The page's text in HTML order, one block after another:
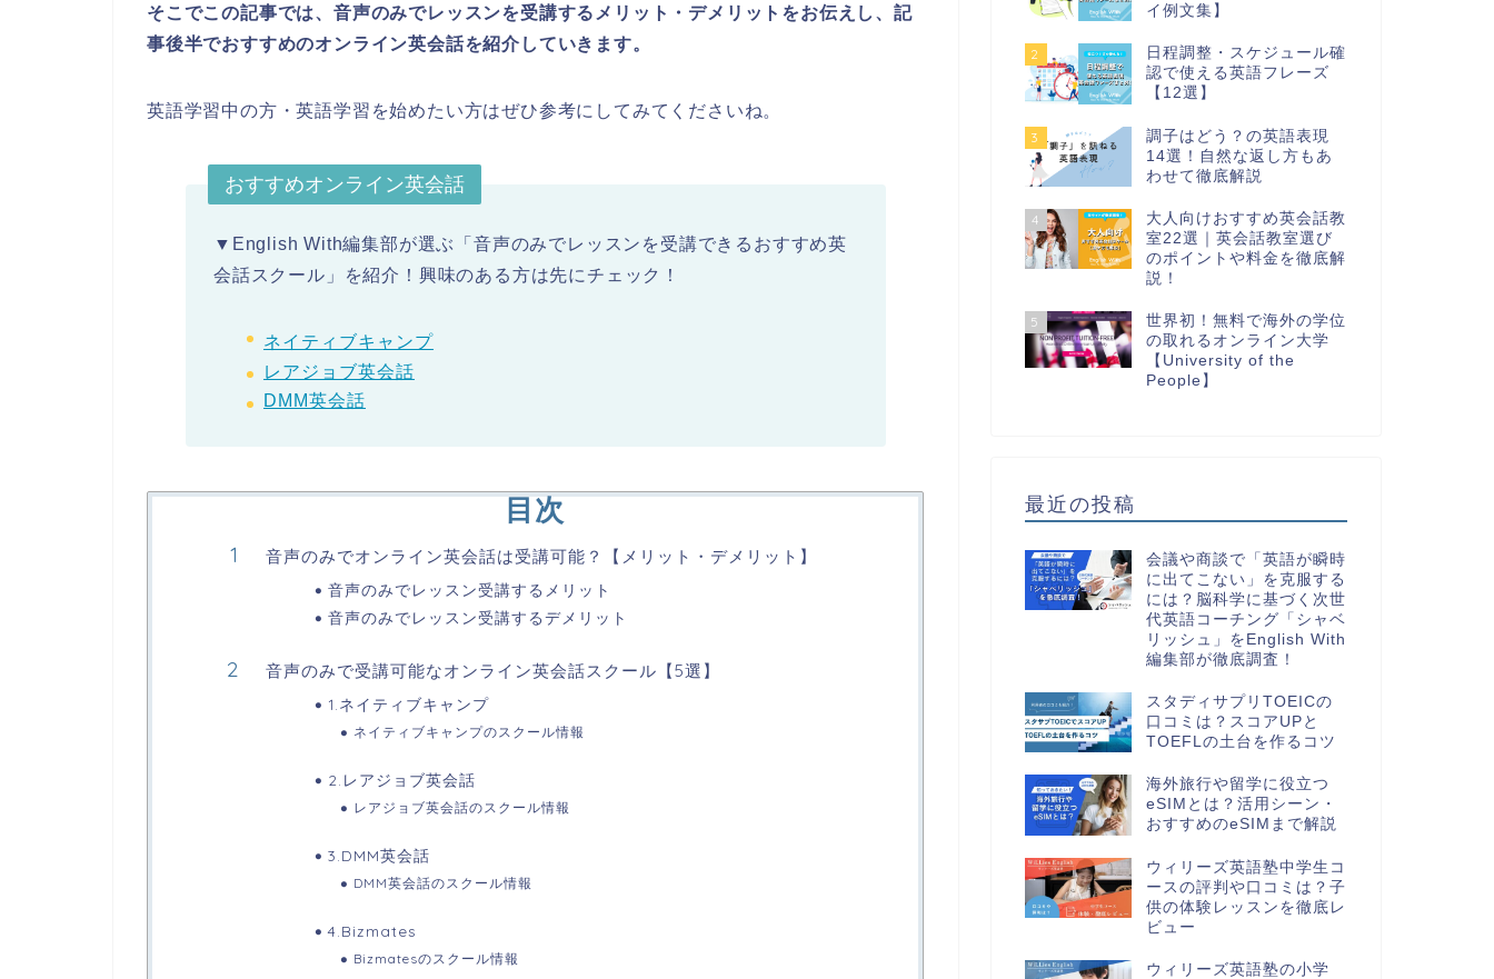
そこでこの記事では、音声のみでレッスンを受講するメリット・デメリットをお伝えし、記
事後半でおすすめのオンライン英会話を紹介していきます。
英語学習中の方・英語学習を始めたい方はぜひ参考にしてみてくださいね。
おすすめオンライン英会話
▼English With編集部が選ぶ「音声のみでレッスンを受講できるおすすめ英
会話スクール」を紹介！興味のある方は先にチェック！
ネイティブキャンプ
レアジョブ英会話
DMM英会話
目次
音声のみでオンライン英会話は受講可能？【メリット・デメリット】
音声のみでレッスン受講するメリット
音声のみでレッスン受講するデメリット
音声のみで受講可能なオンライン英会話スクール【5選】
1.ネイティブキャンプ
ネイティブキャンプのスクール情報
2.レアジョブ英会話
レアジョブ英会話のスクール情報
3.DMM英会話
DMM英会話のスクール情報
4.Bizmates
Bizmatesのスクール情報
イ例文集】
2
日程調整・スケジュール確
認で使える英語フレーズ
【12選】
3
調子はどう？の英語表現
14選！自然な返し方もあ
わせて徹底解説
4
大人向けおすすめ英会話教
室22選｜英会話教室選び
のポイントや料金を徹底解
説！
5
世界初！無料で海外の学位
の取れるオンライン大学
【University of the
People】
最近の投稿
会議や商談で「英語が瞬時
に出てこない」を克服する
には？脳科学に基づく次世
代英語コーチング「シャベ
リッシュ」をEnglish With
編集部が徹底調査！
スタディサプリTOEICの
口コミは？スコアUPと
TOEFLの土台を作るコツ
海外旅行や留学に役立つ
eSIMとは？活用シーン・
おすすめのeSIMまで解説
ウィリーズ英語塾中学生コ
ースの評判や口コミは？子
供の体験レッスンを徹底レ
ビュー
ウィリーズ英語塾の小学